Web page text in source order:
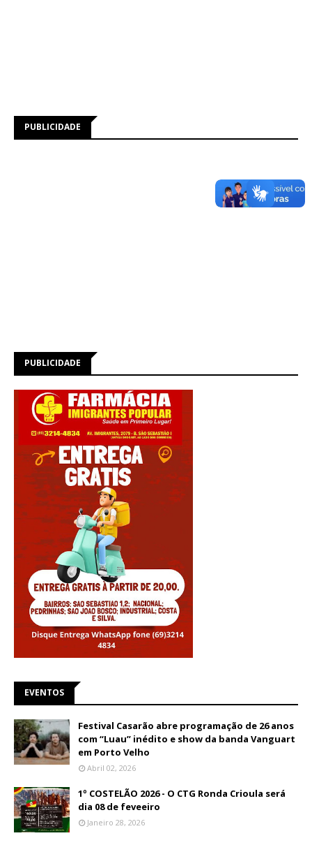
PUBLICIDADE
PUBLICIDADE
EVENTOS
Festival Casarão abre programação de 26 anos
com “Luau” inédito e show da banda Vanguart
em Porto Velho
Abril 02, 2026
1º COSTELÃO 2026 - O CTG Ronda Crioula será
dia 08 de feveeiro
Janeiro 28, 2026